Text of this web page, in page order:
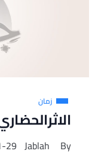
زمان
By
Jablah
29